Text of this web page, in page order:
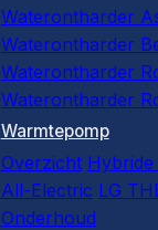
Waterontharder
Waterontharder
Waterontharder
Waterontharder
Warmtepomp
Overzicht
All-Electric LG
Onderhoud